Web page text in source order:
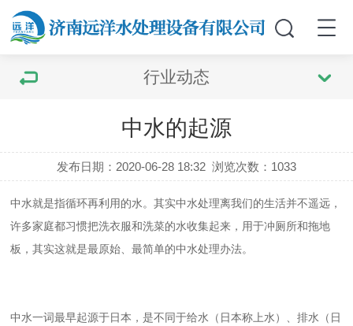
行业动态
中水的起源
发布日期：2020-06-28 18:32 浏览次数： 1033
中水就是指循环再利用的水。其实中水处理离我们的生活并不遥远，
许多家庭都习惯把洗衣服和洗菜的水收集起来，用于冲厕所和拖地
板，其实这就是最原始、最简单的中水处理办法。
中水一词最早起源于日本，是不同于给水（日本称上水）、排水（日